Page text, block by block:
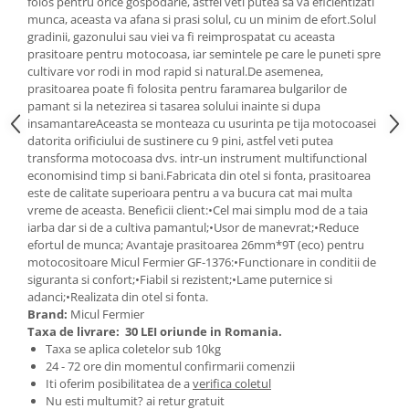
Tractoraș de tuns gazonul
Zootehnie
Incubatoare, oparitoare si
deplumatoare
Echipamente pentru animale
Aparate de tuns animale
Piese si accesorii aparate de tuns
animale
Tarcuri animale
Semanatori
Masini batut stalpi si accesorii
Roabe & accesorii
Casute gradina si cutii depozitare
Mobilier gradina
Corturi, Prelate si plase de
umbrire
Lopeti zapada
munca, aceasta va afana si prasi solul, cu un minim de efort.Solul
gradinii, gazonului sau viei va fi reimprospatat cu aceasta
prasitoare pentru motocoasa, iar semintele pe care le puneti spre
cultivare vor rodi in mod rapid si natural.De asemenea,
prasitoarea poate fi folosita pentru faramarea bulgarilor de
pamant si la netezirea si tasarea solului inainte si dupa
insamantareAceasta se monteaza cu usurinta pe tija motocoasei
datorita orificiului de sustinere cu 9 pini, astfel veti putea
transforma motocoasa dvs. intr-un instrument multifunctional
economisind timp si bani.Fabricata din otel si fonta, prasitoarea
este de calitate superioara pentru a va bucura cat mai multa
vreme de aceasta. Beneficii client:•Cel mai simplu mod de a taia
iarba dar si de a cultiva pamantul;•Usor de manevrat;•Reduce
efortul de munca; Avantaje prasitoarea 26mm*9T (eco) pentru
motocositoare Micul Fermier GF-1376:•Functionare in conditii de
siguranta si confort;•Fiabil si rezistent;•Lame puternice si
adanci;•Realizata din otel si fonta.
Brand: Micul Fermier
Taxa de livrare: 30 LEI oriunde in Romania.
Taxa se aplica coletelor sub 10kg
24 - 72 ore din momentul confirmarii comenzii
Iti oferim posibilitatea de averifica coletul
Nu esti multumit? ai retur gratuit